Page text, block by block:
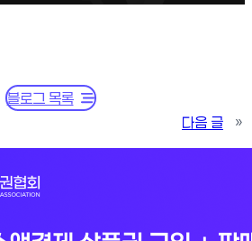
블로그 목록
다음 글
»